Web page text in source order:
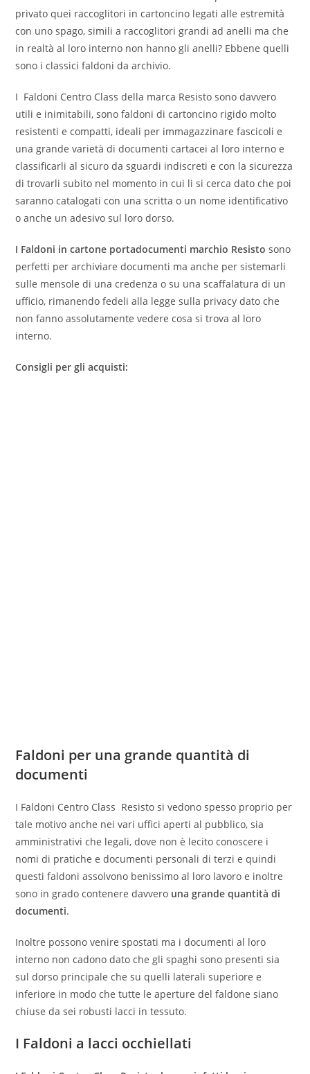
privato quei raccoglitori in cartoncino legati alle estremità
con uno spago, simili a raccoglitori grandi ad anelli ma che
in realtà al loro interno non hanno gli anelli? Ebbene quelli
sono i classici faldoni da archivio.
I Faldoni Centro Class della marca Resisto sono davvero
utili e inimitabili, sono faldoni di cartoncino rigido molto
resistenti e compatti, ideali per immagazzinare fascicoli e
una grande varietà di documenti cartacei al loro interno e
classificarli al sicuro da sguardi indiscreti e con la sicurezza
di trovarli subito nel momento in cui li si cerca dato che poi
saranno catalogati con una scritta o un nome identificativo
o anche un adesivo sul loro dorso.
I Faldoni in cartone portadocumenti marchio Resisto sono
perfetti per archiviare documenti ma anche per sistemarli
sulle mensole di una credenza o su una scaffalatura di un
ufficio, rimanendo fedeli alla legge sulla privacy dato che
non fanno assolutamente vedere cosa si trova al loro
interno.
Consigli per gli acquisti:
Faldoni per una grande quantità di
documenti
I Faldoni Centro Class Resisto si vedono spesso proprio per
tale motivo anche nei vari uffici aperti al pubblico, sia
amministrativi che legali, dove non è lecito conoscere i
nomi di pratiche e documenti personali di terzi e quindi
questi faldoni assolvono benissimo al loro lavoro e inoltre
sono in grado contenere davvero una grande quantità di
documenti.
Inoltre possono venire spostati ma i documenti al loro
interno non cadono dato che gli spaghi sono presenti sia
sul dorso principale che su quelli laterali superiore e
inferiore in modo che tutte le aperture del faldone siano
chiuse da sei robusti lacci in tessuto.
I Faldoni a lacci occhiellati